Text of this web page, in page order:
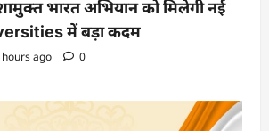
भारत अभियान को मिलेगी नई
में बड़ा कदम
ago 0